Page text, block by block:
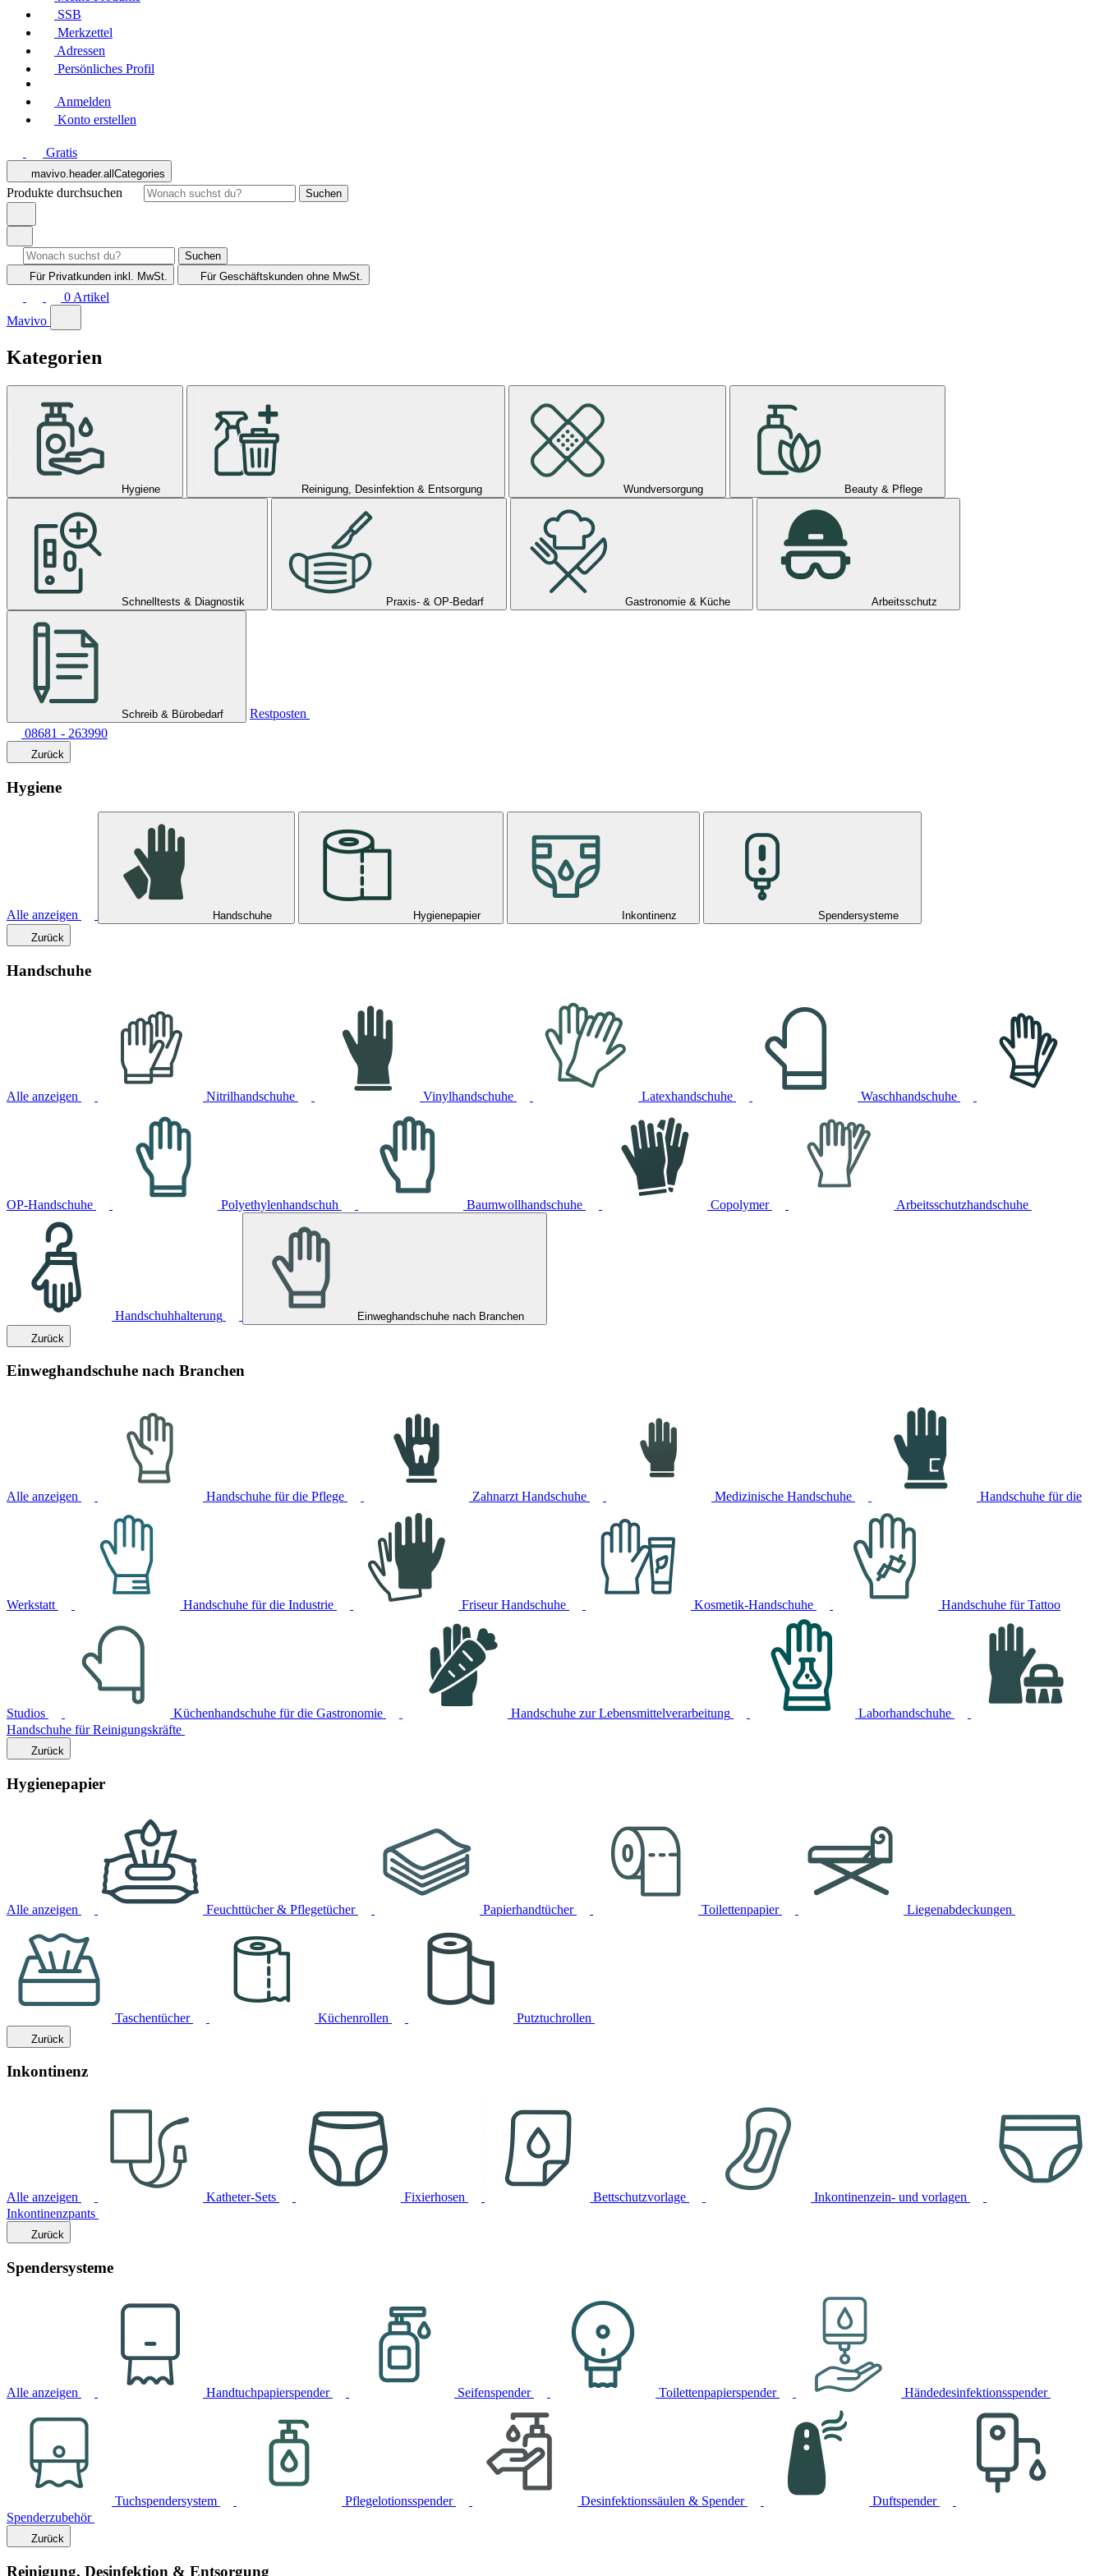
SSB
Merkzettel
Adressen
Persönliches Profil
Anmelden
Konto erstellen
Gratis
mavivo.header.allCategories
Produkte durchsuchen Suchen
Suchen
Für Privatkunden inkl. MwSt. Für Geschäftskunden ohne MwSt.
0 Artikel
Mavivo
Kategorien
Hygiene Reinigung, Desinfektion & Entsorgung Wundversorgung Beauty & Pflege
Schnelltests & Diagnostik Praxis- & OP-Bedarf Gastronomie & Küche Arbeitsschutz
Schreib & Bürobedarf
Restposten
08681 - 263990
Zurück
Hygiene
Alle anzeigen Handschuhe Hygienepapier Inkontinenz
Spendersysteme
Zurück
Handschuhe
Alle anzeigen Nitrilhandschuhe Vinylhandschuhe Latexhandschuhe Waschhandschuhe
OP-Handschuhe Polyethylenhandschuh Baumwollhandschuhe Copolymer Arbeitsschutzhandschuhe
Handschuhhalterung
Einweghandschuhe nach Branchen
Zurück
Einweghandschuhe nach Branchen
Alle anzeigen Handschuhe für die Pflege Zahnarzt Handschuhe Medizinische Handschuhe Handschuhe für die
Werkstatt Handschuhe für die Industrie Friseur Handschuhe Kosmetik-Handschuhe Handschuhe für Tattoo
Studios Küchenhandschuhe für die Gastronomie Handschuhe zur Lebensmittelverarbeitung
Laborhandschuhe
Handschuhe für Reinigungskräfte
Zurück
Hygienepapier
Alle anzeigen Feuchttücher & Pflegetücher Papierhandtücher Toilettenpapier Liegenabdeckungen
Taschentücher Küchenrollen Putztuchrollen
Zurück
Inkontinenz
Alle anzeigen Katheter-Sets Fixierhosen Bettschutzvorlage
Inkontinenzein- und vorlagen
Inkontinenzpants
Zurück
Spendersysteme
Alle anzeigen Handtuchpapierspender Seifenspender Toilettenpapierspender Händedesinfektionsspender
Tuchspendersystem Pflegelotionsspender Desinfektionssäulen & Spender
Duftspender
Spenderzubehör
Zurück
Reinigung, Desinfektion & Entsorgung